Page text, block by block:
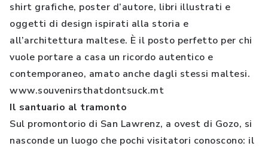
shirt grafiche, poster d’autore, libri illustrati e
oggetti di design ispirati alla storia e
all’architettura maltese. È il posto perfetto per chi
vuole portare a casa un ricordo autentico e
contemporaneo, amato anche dagli stessi maltesi.
www.souvenirsthatdontsuck.mt
Il santuario al tramonto
Sul promontorio di San Lawrenz, a ovest di Gozo, si
nasconde un luogo che pochi visitatori conoscono: il